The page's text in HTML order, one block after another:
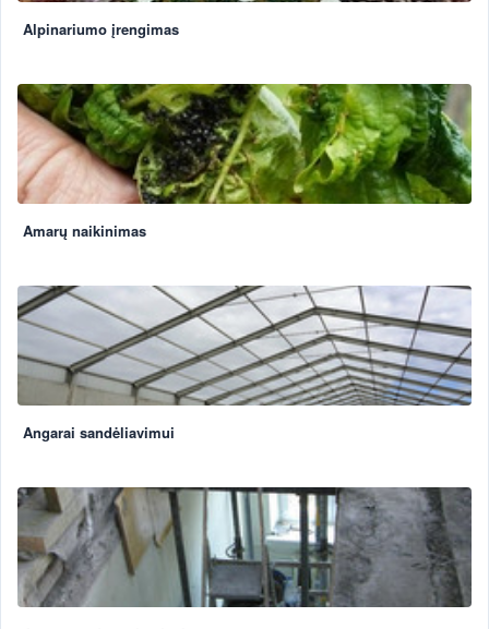
Alpinariumo įrengimas
Amarų naikinimas
Angarai sandėliavimui